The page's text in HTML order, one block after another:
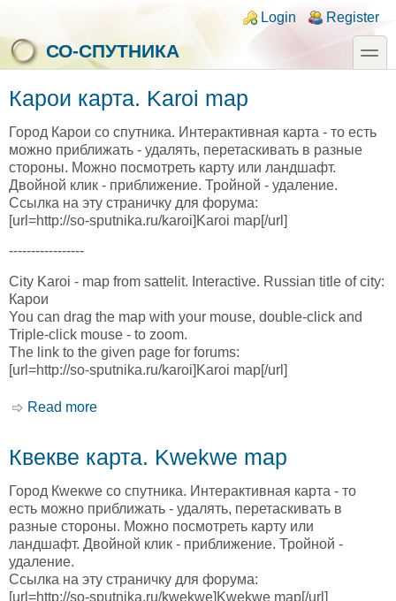
Login links
Login Register
СО-СПУТНИКА toggle
Карои карта. Karoi map
Город Карои со спутника. Интерактивная карта - то есть
можно приближать - удалять, перетаскивать в разные
стороны. Можно посмотреть карту или ландшафт.
Двойной клик - приближение. Тройной - удаление.
Ссылка на эту страничку для форума:
[url=http://so-sputnika.ru/karoi]Karoi map[/url]
-----------------
City Karoi - map from sattelit. Interactive. Russian title of city:
Карои
You can drag the map with your mouse, double-click and
Triple-click mouse - to zoom.
The link to the given page for forums:
[url=http://so-sputnika.ru/karoi]Karoi map[/url]
Read more
Квекве карта. Kwekwe map
Город Кwекwе со спутника. Интерактивная карта - то
есть можно приближать - удалять, перетаскивать в
разные стороны. Можно посмотреть карту или
ландшафт. Двойной клик - приближение. Тройной -
удаление.
Ссылка на эту страничку для форума:
[url=http://so-sputnika.ru/kwekwe]Kwekwe map[/url]